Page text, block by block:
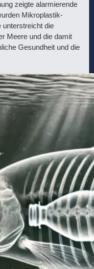
zeigte alarmierende
Mikroplastik-
unterstreicht die
Meere und die damit
Gesundheit und die